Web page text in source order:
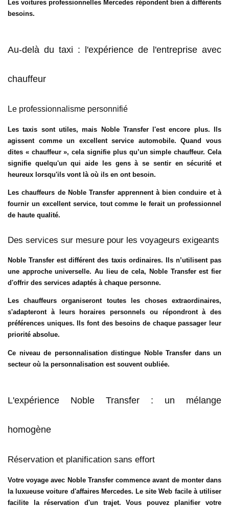
Les voitures professionnelles Mercedes répondent bien à différents
besoins.
Au-delà du taxi : l'expérience de l'entreprise avec
chauffeur
Le professionnalisme personnifié
Les taxis sont utiles, mais Noble Transfer l'est encore plus. Ils
agissent comme un excellent service automobile. Quand vous
dites « chauffeur », cela signifie plus qu’un simple chauffeur. Cela
signifie quelqu'un qui aide les gens à se sentir en sécurité et
heureux lorsqu'ils vont là où ils en ont besoin.
Les chauffeurs de Noble Transfer apprennent à bien conduire et à
fournir un excellent service, tout comme le ferait un professionnel
de haute qualité.
Des services sur mesure pour les voyageurs exigeants
Noble Transfer est différent des taxis ordinaires. Ils n’utilisent pas
une approche universelle. Au lieu de cela, Noble Transfer est fier
d'offrir des services adaptés à chaque personne.
Les chauffeurs organiseront toutes les choses extraordinaires,
s'adapteront à leurs horaires personnels ou répondront à des
préférences uniques. Ils font des besoins de chaque passager leur
priorité absolue.
Ce niveau de personnalisation distingue Noble Transfer dans un
secteur où la personnalisation est souvent oubliée.
L'expérience Noble Transfer : un mélange
homogène
Réservation et planification sans effort
Votre voyage avec Noble Transfer commence avant de monter dans
la luxueuse voiture d'affaires Mercedes. Le site Web facile à utiliser
facilite la réservation d'un trajet. Vous pouvez planifier votre